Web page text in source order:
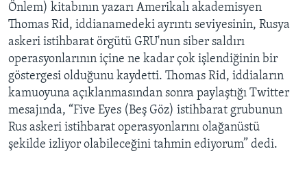
Önlem) kitabının yazarı Amerikalı akademisyen
Thomas Rid, iddianamedeki ayrıntı seviyesinin, Rusya
askeri istihbarat örgütü GRU'nun siber saldırı
operasyonlarının içine ne kadar çok işlendiğinin bir
göstergesi olduğunu kaydetti. Thomas Rid, iddiaların
kamuoyuna açıklanmasından sonra paylaştığı Twitter
mesajında, “Five Eyes (Beş Göz) istihbarat grubunun
Rus askeri istihbarat operasyonlarını olağanüstü
şekilde izliyor olabileceğini tahmin ediyorum” dedi.